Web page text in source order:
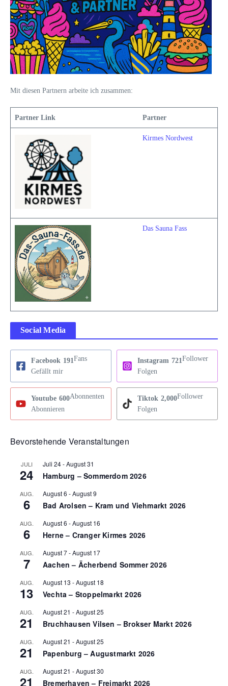
Mit diesen Partnern arbeite ich zusammen:
Partner Link Partner
Kirmes Nordwest
Das Sauna Fass
Social Media
Facebook 191 Fans
Gefällt mir
Instagram 721 Follower
Folgen
Youtube 600Abonnenten
Abonnieren
Tiktok 2,000Follower
Folgen
Bevorstehende Veranstaltungen
JULI
24
Juli 24-August 31
Hamburg – Sommerdom 2026
AUG.
6
August 6 -August 9
Bad Arolsen – Kram und Viehmarkt 2026
AUG.
6
August 6 -August 16
Herne – Cranger Kirmes 2026
AUG.
7
August 7-August 17
Aachen – Ächerbend Sommer 2026
AUG.
13
August 13 -August 18
Vechta – Stoppelmarkt 2026
AUG.
21
August 21 -August 25
Bruchhausen Vilsen – Brokser Markt 2026
AUG.
21
August 21 -August 25
Papenburg – Augustmarkt 2026
AUG.
21
August 21 -August 30
Bremerhaven – Freimarkt 2026